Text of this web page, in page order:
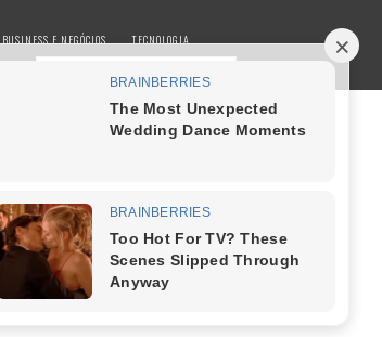
BUSINESS E NEGÓCIOS TECNOLOGIA